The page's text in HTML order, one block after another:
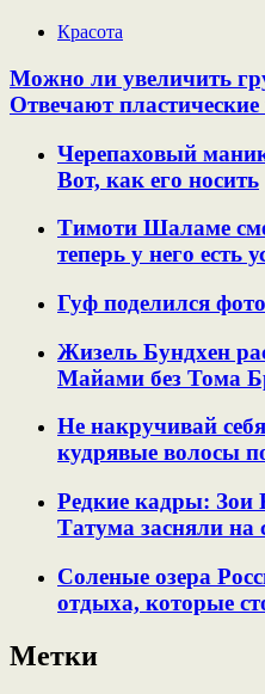
Красота
Можно ли увеличить
Отвечают
Черепаховый
Вот, как его носить
Тимоти Шаламе
теперь у него есть
Гуф поделился
Жизель Бундхен
Майами без Тома
Не накручивай
кудрявые волосы
Редкие кадры: Зои
Татума засняли на
Соленые озера
отдыха, которые
Метки